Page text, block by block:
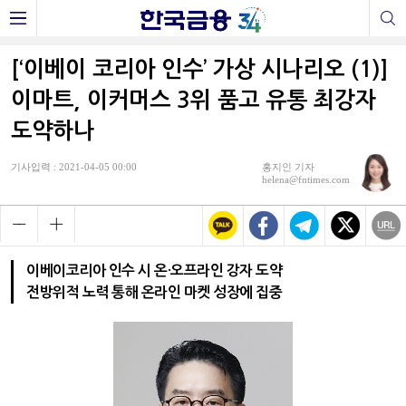
[‘이베이 코리아 인수’ 가상 시나리오 (1)]
이마트, 이커머스 3위 품고 유통 최강자
도약하나
기사입력 : 2021-04-05 00:00
홍지인 기자
helena@fntimes.com
이베이코리아 인수 시 온·오프라인 강자 도약
전방위적 노력 통해 온라인 마켓 성장에 집중